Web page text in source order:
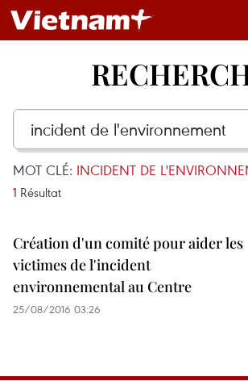
MOT CLÉ: INCIDENT DE
1 Résultat
Création d'un comité pour aider les
victimes de l'incident
environnemental au Centre
25/08/2016 03:26